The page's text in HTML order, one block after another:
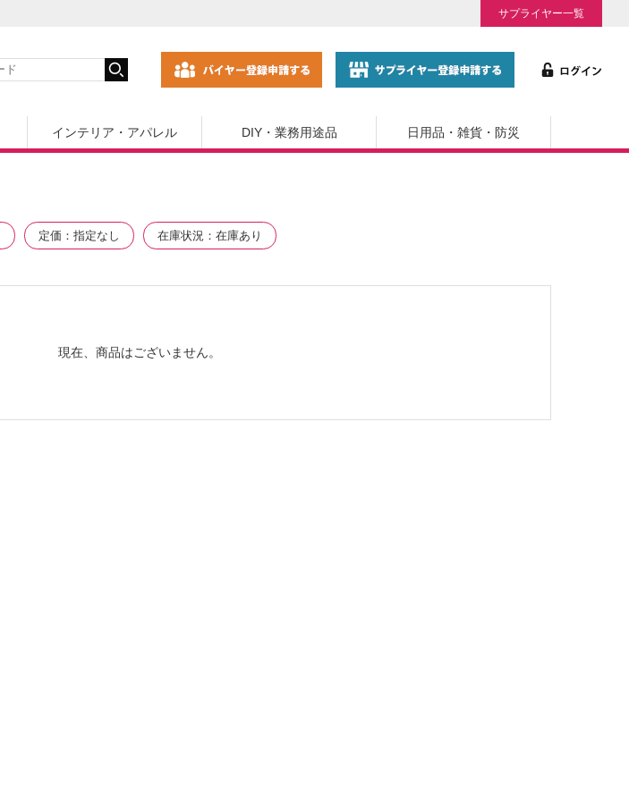
サプライヤー一覧
インテリア・アパレル DIY・業務用途品 日用品・雑貨・防災
定価 指定なし 在庫状況 在庫あり
現在、商品はございません。